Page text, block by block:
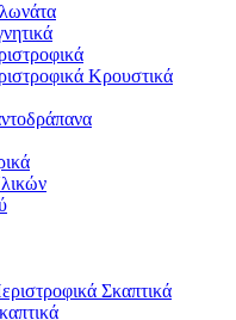
Κρουστικά
Σκαπτικά